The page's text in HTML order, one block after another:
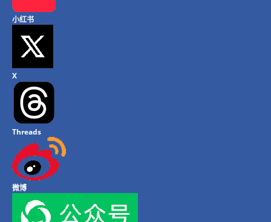
小红书
X
Threads
微博